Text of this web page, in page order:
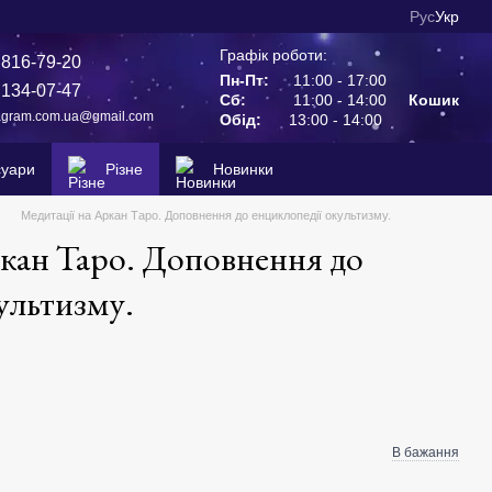
РусУкр
79-20
07-47
Графік роботи:
Пн-Пт:
11:00 - 17:00
Сб:
11:00 - 14:00
Обід:
13:00 - 14:00
Кошик
Різне Новинки
Медитації на Аркан Таро. Доповнення до енциклопедії окультизму.
Таро. Доповнення до
В бажання